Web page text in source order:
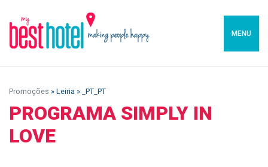
MENU
Promoções » Leiria » _PT_PT
PROGRAMA SIMPLY IN
LOVE